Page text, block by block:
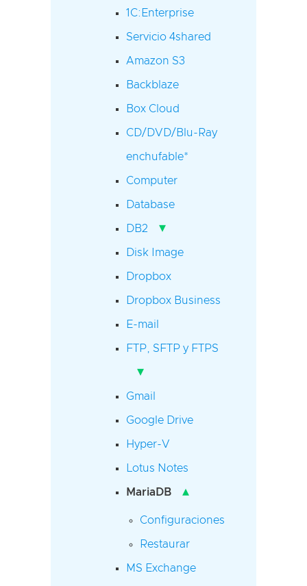
1C:Enterprise
Servicio 4shared
Amazon S3
Backblaze
Box Cloud
CD/DVD/Blu-Ray
enchufable*
Computer
Database
DB2 ▾
Disk Image
Dropbox
Dropbox Business
E-mail
FTP, SFTP y FTPS
▾
Gmail
Google Drive
Hyper-V
Lotus Notes
MariaDB ▴
Configuraciones
Restaurar
MS Exchange